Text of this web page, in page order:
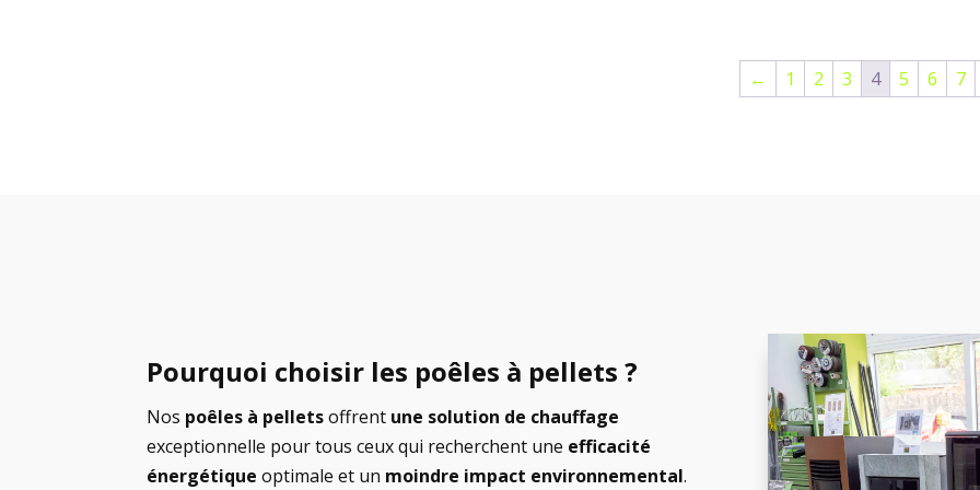
← 1 2 3 4 5 6 7
Pourquoi choisir les poêles à pellets ?
Nos poêles à pelletsoffrent une solution de chauffage
exceptionnelle pour tous ceux qui recherchent une efficacité
énergétique optimale et un moindre impact environnemental.